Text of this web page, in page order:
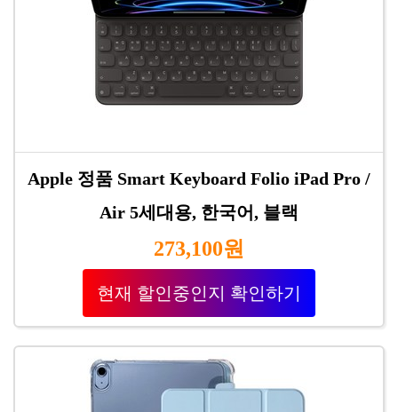
Apple 정품 Smart Keyboard Folio iPad Pro /
Air 5세대용, 한국어, 블랙
273,100원
현재 할인중인지 확인하기